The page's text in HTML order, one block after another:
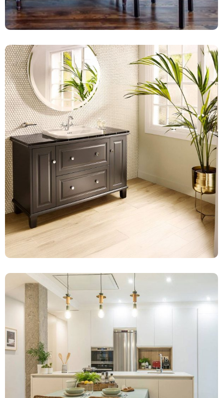
Auxiliares Y Decoración
66 productos
Baños
16 productos